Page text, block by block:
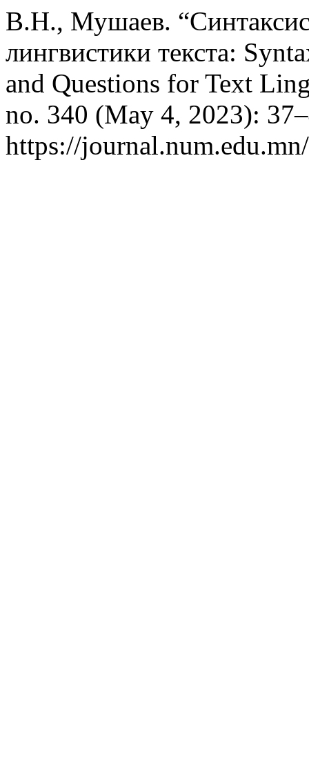
В.Н., Мушаев.
лингвистики текста:
and Questions for Text
no. 340 (May 4, 2023):
https://